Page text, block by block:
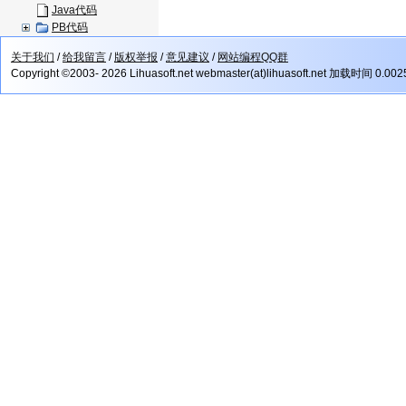
Java代码
PB代码
关于我们 /给我留言 /版权举报 /意见建议 / 网站编程QQ群
Copyright ©2003- 2026 Lihuasoft.net webmaster(at)lihuasoft.net 加载时间